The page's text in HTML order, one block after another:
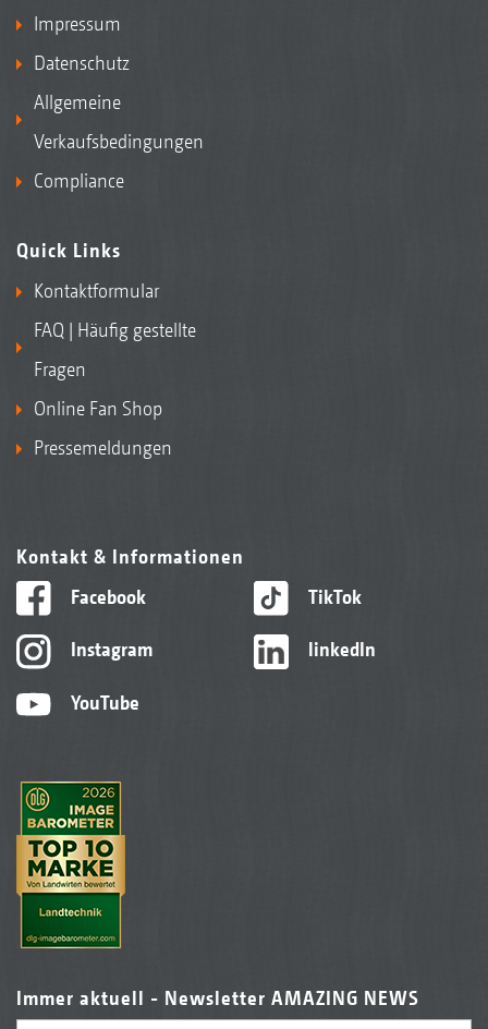
Impressum
Datenschutz
Allgemeine
Verkaufsbedingungen
Compliance
Quick Links
Kontaktformular
FAQ | Häufig gestellte
Fragen
Online Fan Shop
Pressemeldungen
Kontakt & Informationen
Facebook
Instagram
YouTube
TikTok
linkedIn
Immer aktuell - Newsletter AMAZING NEWS